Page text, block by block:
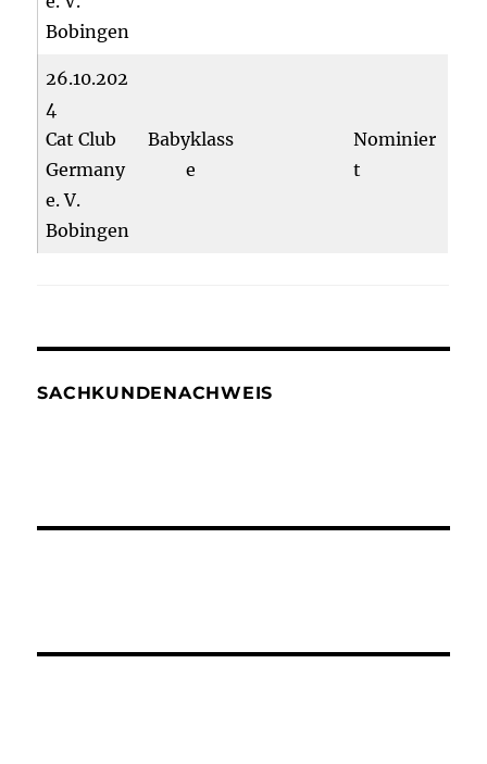
Bobingen
26.10.202
4
Cat Club
Germany
e. V.
Bobingen
Babyklass
e
Nominier
t
SACHKUNDENACHWEIS